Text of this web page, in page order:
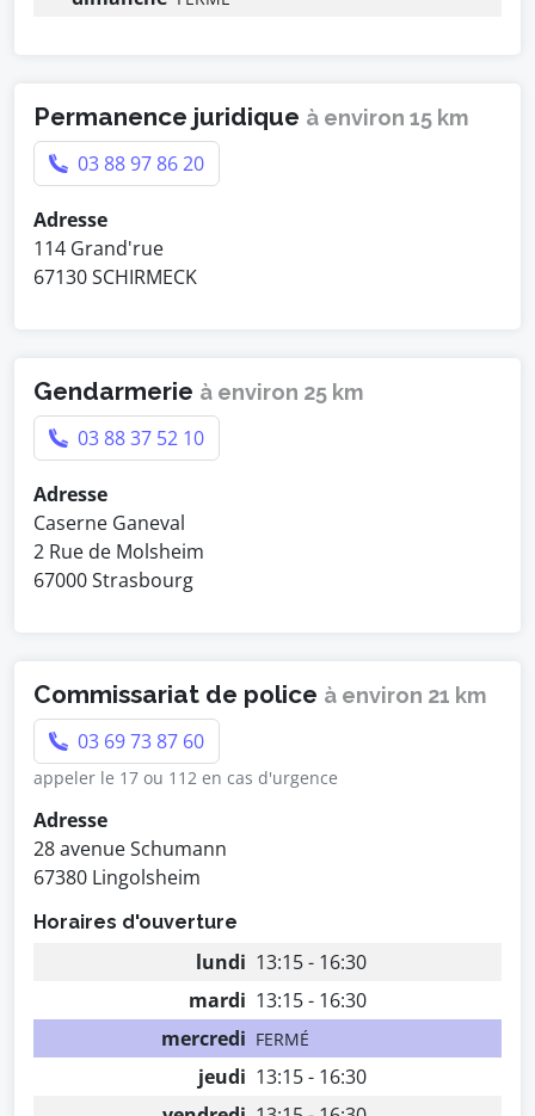
Permanence juridique à environ 15 km
03 88 97 86 20
Adresse
114 Grand'rue
67130 SCHIRMECK
Gendarmerie à environ 25 km
03 88 37 52 10
Adresse
Caserne Ganeval
2 Rue de Molsheim
67000 Strasbourg
Commissariat de police à environ 21 km
03 69 73 87 60
appeler le 17 ou 112 en cas d'urgence
Adresse
28 avenue Schumann
67380 Lingolsheim
Horaires d'ouverture
lundi 13:15 - 16:30
mardi 13:15 - 16:30
mercredi FERMÉ
jeudi 13:15 - 16:30